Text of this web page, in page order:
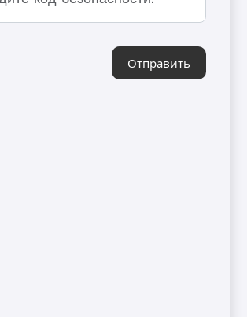
ТИПА
ДЛЯ ОБЖАРКИ КОФЕ
ДЛЯ СУШКИ
Отправить